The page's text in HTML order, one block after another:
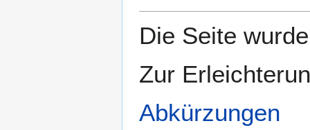
Die Seite
Zur
Abkürzungen